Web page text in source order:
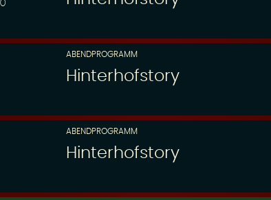
ABENDPROGRAMM
Hinterhofstory
ABENDPROGRAMM
Hinterhofstory